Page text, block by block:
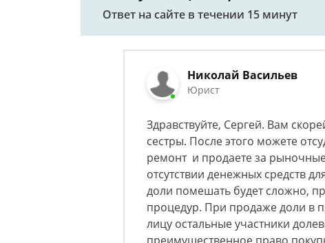
Ответ на сайте в течении 15 минут
Николай Васильев
Юрист
Здравствуйте, Сергей. Вам
сестры. После этого можете
ремонт и продаете за
отсутствии денежных средств
доли помешать будет сложно,
процедур. При продаже доли в
лицу остальные участники